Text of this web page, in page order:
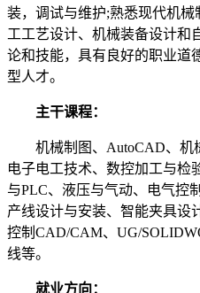
装，调试与维护;熟悉现代机
工工艺设计、机械装备设计和
论和技能，具有良好的职业道
型人才。
主干课程：
机械制图、AutoCAD、机
电子电工技术、数控加工与检
与PLC、液压与气动、电气控
产线设计与安装、智能夹具设
控制CAD/CAM、UG/
线等。
就业方向：